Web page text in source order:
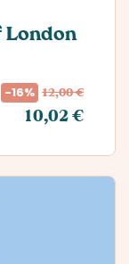
London
-16% 12,00 €
10,02 €